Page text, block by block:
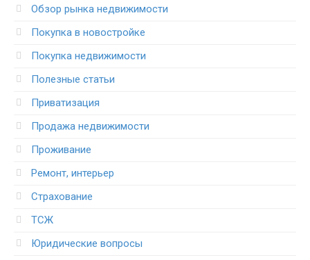
Обзор рынка недвижимости
Покупка в новостройке
Покупка недвижимости
Полезные статьи
Приватизация
Продажа недвижимости
Проживание
Ремонт, интерьер
Страхование
ТСЖ
Юридические вопросы